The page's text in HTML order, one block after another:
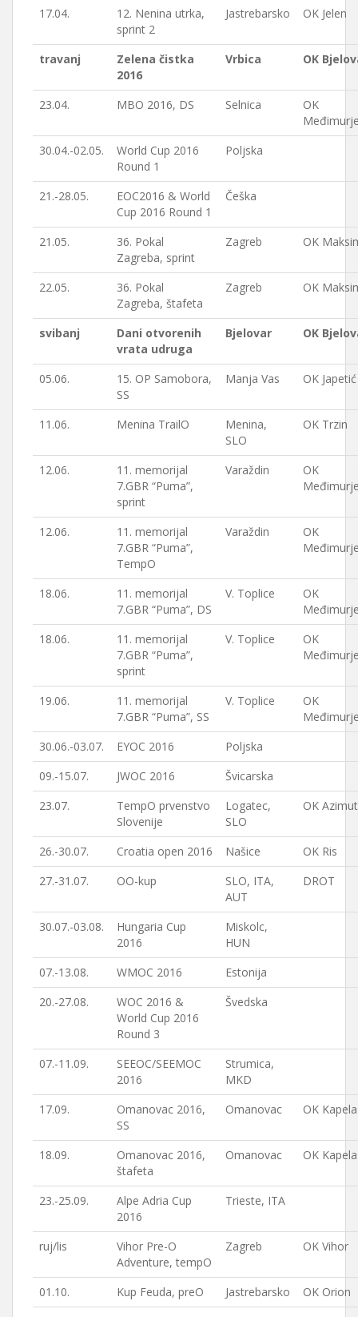
17.04.
12. Nenina utrka,
sprint 2
Jastrebarsko OK Jelen
travanj
Zelena čistka
2016
Vrbica OK
23.04. MBO 2016, DS Selnica
OK
30.04.-02.05.
World Cup 2016
Round 1
Poljska
21.-28.05.
EOC2016 & World
Cup 2016 Round 1
Češka
21.05.
36. Pokal
Zagreba, sprint
Zagreb OK
22.05.
36. Pokal
Zagreba, štafeta
Zagreb OK
svibanj
Dani otvorenih
vrata udruga
Bjelovar OK
05.06.
15. OP Samobora,
SS
Manja Vas OK Japetić
11.06. Menina TrailO
Menina,
SLO
OK Trzin
12.06.
11. memorijal
7.GBR “Puma”,
sprint
Varaždin
OK
12.06.
11. memorijal
7.GBR “Puma”,
TempO
Varaždin
OK
18.06.
11. memorijal
7.GBR “Puma”, DS
V. Toplice
OK
18.06.
11. memorijal
7.GBR “Puma”,
sprint
V. Toplice
OK
19.06.
11. memorijal
7.GBR “Puma”, SS
V. Toplice
OK
30.06.-03.07.
EYOC 2016
Poljska
09.-15.07.
JWOC 2016
Švicarska
23.07.
TempO prvenstvo
Slovenije
Logatec,
SLO
OK Azimut
26.-30.07. Croatia open 2016 Našice
OK Ris
27.-31.07.
OO-kup
SLO, ITA,
AUT
DROT
30.07.-03.08.
Hungaria Cup
2016
Miskolc,
HUN
07.-13.08.
WMOC 2016
Estonija
20.-27.08.
WOC 2016 &
World Cup 2016
Round 3
Švedska
07.-11.09.
SEEOC/SEEMOC
2016
Strumica,
MKD
17.09.
Omanovac 2016,
SS
Omanovac OK Kapela
18.09.
Omanovac 2016,
štafeta
Omanovac OK Kapela
23.-25.09.
Alpe Adria Cup
2016
Trieste, ITA
ruj/lis
Vihor Pre-O
Adventure, tempO
Zagreb OK Vihor
01.10. Kup Feuda, preO Jastrebarsko
OK Orion